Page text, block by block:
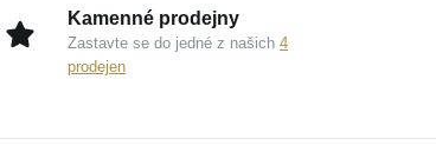
Kamenné prodejny
Zastavte se do jedné z našich 4
prodejen